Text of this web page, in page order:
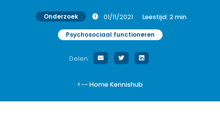
Onderzoek 01/11/2021 Leestijd: 2min
Psychosociaal functioneren
Delen:
<-- Home Kennishub